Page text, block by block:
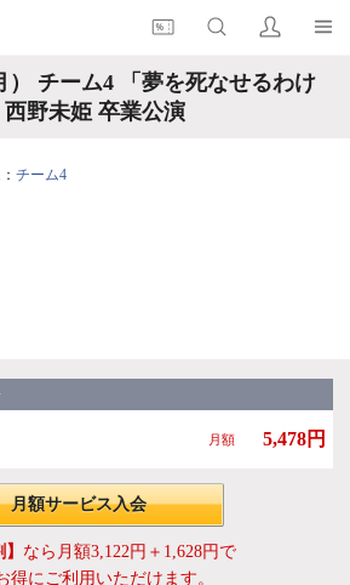
） チーム4 「夢を死なせるわけ
野未姫 卒業公演
チーム4
月額 5,478円
月額サービス入会
なら月額3,122円＋1,628円で
得にご利用いただけます。